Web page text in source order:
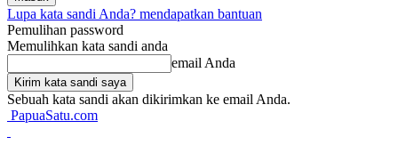
Lupa kata sandi Anda? mendapatkan bantuan
Pemulihan password
Memulihkan kata sandi anda
email Anda
Sebuah kata sandi akan dikirimkan ke email Anda.
PapuaSatu.com